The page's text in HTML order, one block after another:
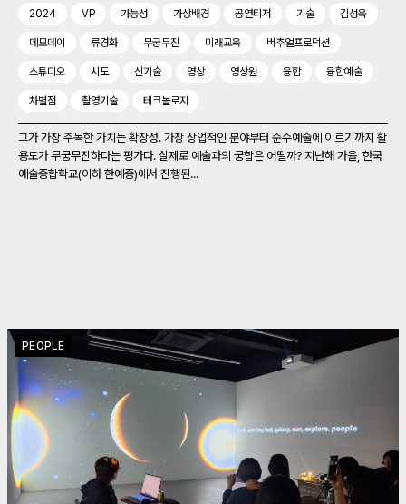
2024 VP 가능성 가상배경 공연티저 기술 김성욱
데모데이 류경화 무궁무진 미래교육 버추얼프로덕션
스튜디오 시도 신기술 영상 영상원 융합 융합예술
차별점 촬영기술 테크놀로지
그가 가장 주목한 가치는 확장성. 가장 상업적인 분야부터 순수예술에 이르기까지 활
용도가 무궁무진하다는 평가다. 실제로 예술과의 궁합은 어떨까? 지난해 가을, 한국
예술종합학교(이하 한예종)에서 진행된...
PEOPLE